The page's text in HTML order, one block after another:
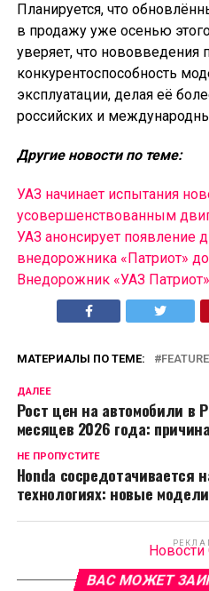
Планируется, что
в продажу уже осенью
уверяет, что нововведения
конкурентоспособность
эксплуатации, делая её
российских и
Другие новости по теме:
УАЗ начинает испытания
усовершенствованным
УАЗ анонсирует появление
внедорожника «Патриот»
Внедорожник «УАЗ
МАТЕРИАЛЫ ПО ТЕМЕ:
ДАЛЕЕ
Рост цен на автомобили в
месяцев 2026 года:
НЕ ПРОПУСТИТЕ
Honda сосредотачивается
технологиях: новые
ВАС МОЖЕТ